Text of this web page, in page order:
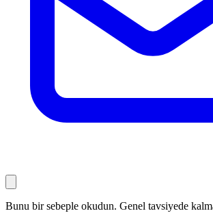
Bunu bir sebeple okudun. Genel tavsiyede